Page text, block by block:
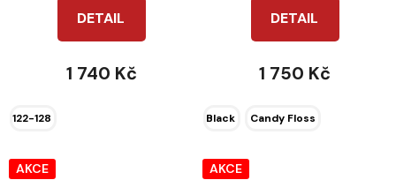
DETAIL
1 740 Kč
122-128
DETAIL
1 750 Kč
Black Candy Floss
AKCE AKCE